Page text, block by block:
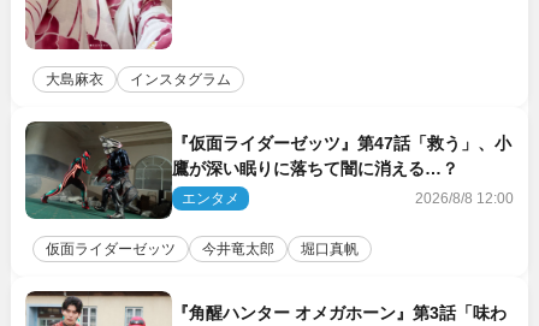
大島麻衣 インスタグラム
『仮面ライダーゼッツ』第47話「救う」、小
鷹が深い眠りに落ちて闇に消える…？
エンタメ 2026/8/8 12:00
仮面ライダーゼッツ 今井竜太郎 堀口真帆
『角醒ハンター オメガホーン』第3話「味わ